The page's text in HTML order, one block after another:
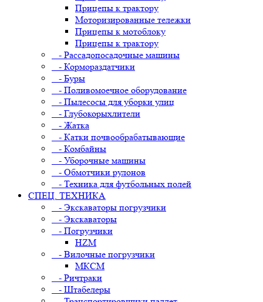
Прицепы к трактору
Моторизированные тележки
Прицепы к мотоблоку
Прицепы к трактору
- Рассадопосадочные машины
- Кормораздатчики
- Буры
- Поливомоечное оборудование
- Пылесосы для уборки улиц
- Глубокорыхлители
- Жатка
- Катки почвообрабатывающие
- Комбайны
- Уборочные машины
- Обмотчики рулонов
- Техника для футбольных полей
СПЕЦ. ТЕХНИКА
- Экскаваторы погрузчики
- Экскаваторы
- Погрузчики
HZM
- Вилочные погрузчики
МКСМ
- Ричтраки
- Штабелеры